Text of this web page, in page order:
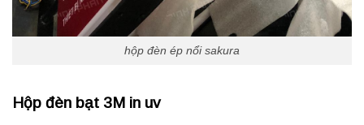
hộp đèn ép nổi sakura
Hộp đèn bạt 3M in uv